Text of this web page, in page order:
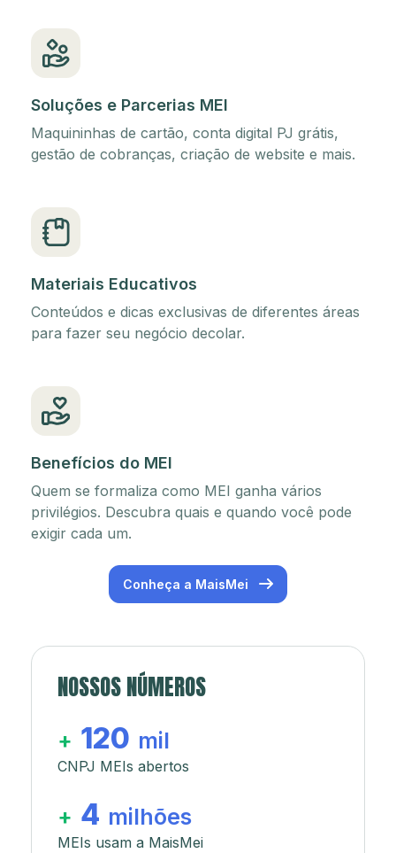
Soluções e Parcerias MEI
Maquininhas de cartão, conta digital PJ grátis,
gestão de cobranças, criação de website e mais.
Materiais Educativos
Conteúdos e dicas exclusivas de diferentes áreas
para fazer seu negócio decolar.
Benefícios do MEI
Quem se formaliza como MEI ganha vários
privilégios. Descubra quais e quando você pode
exigir cada um.
Conheça a MaisMei
NOSSOS NÚMEROS
+ 120 mil
CNPJ MEIs abertos
+ 4 milhões
MEIs usam a MaisMei